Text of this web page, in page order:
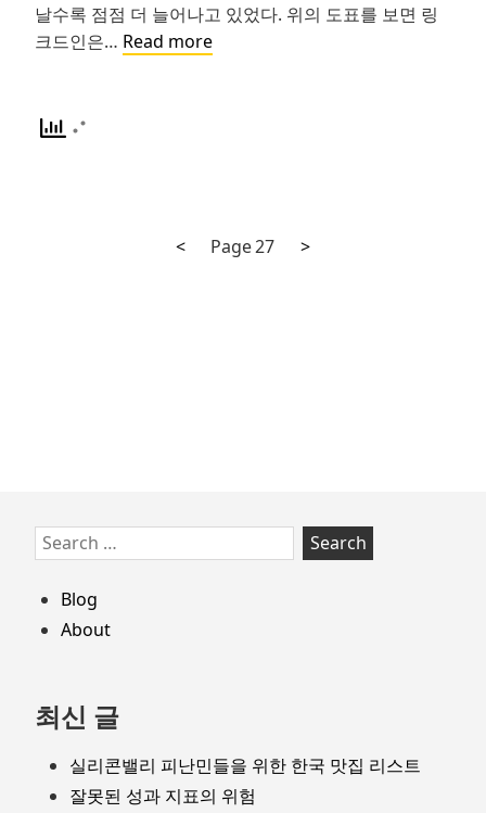
날수록 점점 더 늘어나고 있었다. 위의 도표를 보면 링
크드인은… Read moreFacebook
app
Previous
< Page27
Next
>
Skip
to
footer
Search
for:
Blog
About
최신 글
실리콘밸리 피난민들을 위한 한국 맛집 리스트
잘못된 성과 지표의 위험